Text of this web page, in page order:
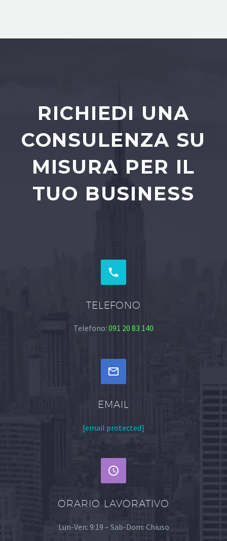
RICHIEDI UNA
CONSULENZA SU
MISURA PER IL
TUO BUSINESS


TELEFONO
Telefono: 091 20 83 140


EMAIL
[email protected]


ORARIO LAVORATIVO
Lun-Ven: 9:19 – Sab-Dom: Chiuso